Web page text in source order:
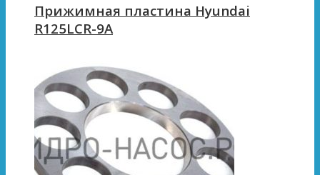
Прижимная пластина Hyundai
R125LCR-9A